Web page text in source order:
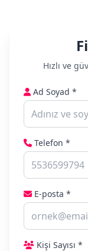
Hızlı ve
Ad Soyad *
Telefon *
E-posta *
Kişi Sayısı *